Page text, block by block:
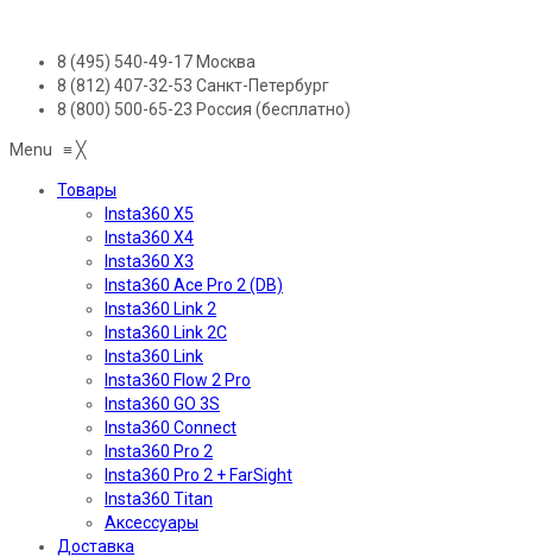
8 (495) 540-49-17 Москва
8 (812) 407-32-53 Санкт-Петербург
8 (800) 500-65-23 Россия (бесплатно)
Menu ≡╳
Товары
Insta360 X5
Insta360 X4
Insta360 X3
Insta360 Ace Pro 2 (DB)
Insta360 Link 2
Insta360 Link 2C
Insta360 Link
Insta360 Flow 2 Pro
Insta360 GO 3S
Insta360 Connect
Insta360 Pro 2
Insta360 Pro 2 + FarSight
Insta360 Titan
Аксессуары
Доставка